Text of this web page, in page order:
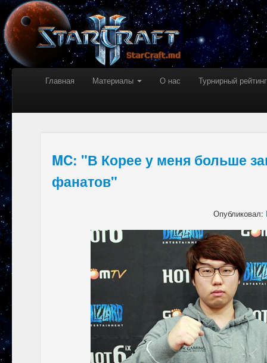
Главная Материалы О нас Турнирный рейтинг
MC: "В Корее у меня больше
фанатов"
Опубликовал: